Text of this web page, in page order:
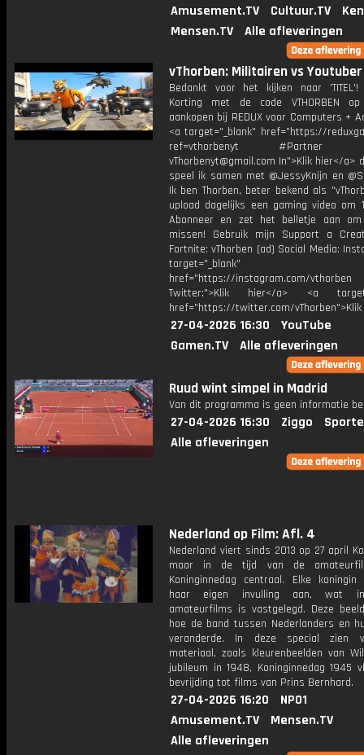
Amusement.TV
Cultuur.TV
Mensen.TV
Alle afleveringen
vThorben: Militairen vs Youtuber
Bedankt voor het kijken naar
Korting met de code VTHORBEN
aankopen bij REDUX voor Computers +
<a target="_blank" href="https://
ref=vthorbenyt #Partner
vThorbenyt@gmail.com In">Klik hier</a>
speel ik samen met @JessyKnijn en
Ik ben Thorben, beter bekend als
upload dagelijks een gaming video om
Abonneer en zet het belletje aan
missen! Gebruik mijn Support a
Fortnite: vThorben (ad) Social Media:
target="_blank"
href="https://instagram.com/vthorben
Twitter:">Klik hier</a> <a
href="https://twitter.com/
27-04-2026 16:30
YouTube
Gamen.TV
Alle afleveringen
Ruud wint simpel in Madrid
Van dit programma is geen informatie
27-04-2026 16:30 Ziggo
Alle afleveringen
Nederland op Film: Afl. 4
Nederland viert sinds 2013 op 27 april
maar in de tijd van de
Koninginnedag centraal. Elke
haar eigen invulling aan, wat
amateurfilms is vastgelegd. Deze
hoe de band tussen Nederlanders en
veranderde. In deze special zien
materiaal, zoals kleurenbeelden van
jubileum in 1948, Koninginnedag 1945
bevrijding tot films van Prins Bernhard.
27-04-2026 16:20
NPO1
Amusement.TV
Mensen.TV
Alle afleveringen